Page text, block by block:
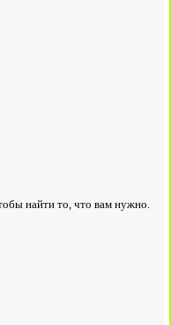
найти то, что вам нужно.